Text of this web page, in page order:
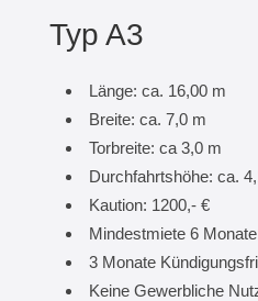
Typ A3
Länge: ca. 16,00 m
Breite: ca. 7,0 m
Torbreite: ca 3,0 m
Durchfahrtshöhe: ca.
Kaution: 1200,- €
Mindestmiete 6 Monate
3 Monate
Keine Gewerbliche